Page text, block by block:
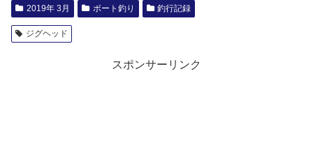
2019年 3月 ボート釣り 釣行記録
ジグヘッド
スポンサーリンク